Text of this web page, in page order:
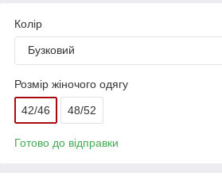
Колір
Бузковий
Розмір жіночого одягу
42/46 48/52
Готово до відправки